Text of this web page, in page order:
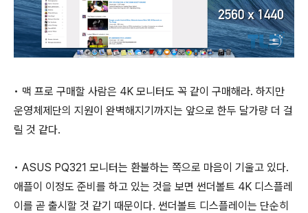
• 맥 프로 구매할 사람은 4K 모니터도 꼭 같이 구매해라. 하지만
운영체제단의 지원이 완벽해지기까지는 앞으로 한두 달가량 더 걸
릴 것 같다.
• ASUS PQ321 모니터는 환불하는 쪽으로 마음이 기울고 있다.
애플이 이정도 준비를 하고 있는 것을 보면 썬더볼트 4K 디스플레
이를 곧 출시할 것 같기 때문이다. 썬더볼트 디스플레이는 단순히